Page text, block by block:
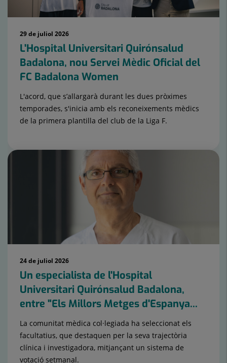
29 de juliol 2026
L'Hospital Universitari Quirónsalud
Badalona, nou Servei Mèdic Oficial del
FC Badalona Women
L'acord, que s’allargarà durant les dues pròximes
temporades, s'inicia amb els reconeixements mèdics
de la primera plantilla del club de la Liga F.
24 de juliol 2026
Un especialista de l'Hospital
Universitari Quirónsalud Badalona,
entre "Els Millors Metges d'Espanya...
La comunitat mèdica col·legiada ha seleccionat els
facultatius, que destaquen per la seva trajectòria
clínica i investigadora, mitjançant un sistema de
votació setmanal.